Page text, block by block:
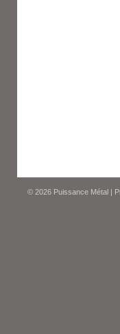
© 2026 Puissance Métal |